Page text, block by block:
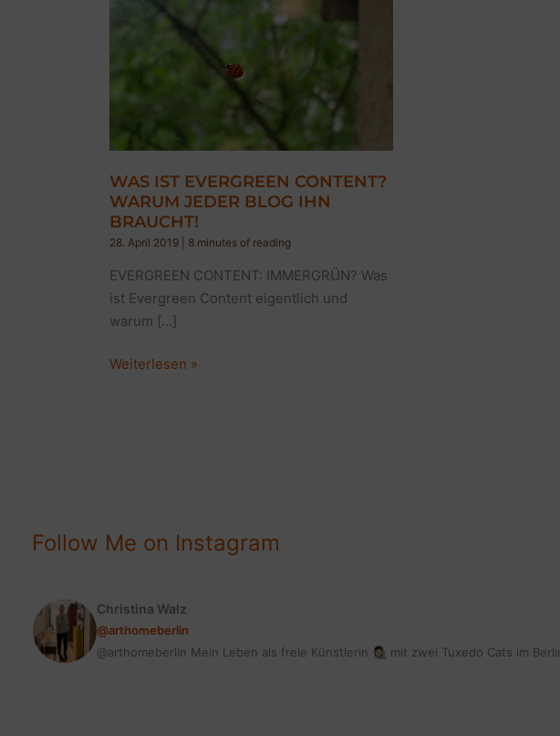
WAS IST EVERGREEN CONTENT?
WARUM JEDER BLOG IHN
BRAUCHT!
28. April 2019 8 minutes of reading
EVERGREEN CONTENT: IMMERGRÜN? Was
ist Evergreen Content eigentlich und
warum […]
WAS
BRAUCHT!
Weiterlesen »
Follow Me on Instagram
Christina Walz
@arthomeberlin
@arthomeberlin Mein Leben als freie Künstlerin 👩🏻‍🎨 mit zwei Tuxedo Cats im